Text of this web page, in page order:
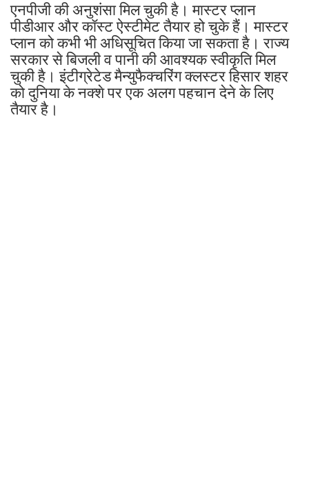
एनपीजी की अनुशंसा मिल चुकी है। मास्टर प्लान
पीडीआर और कॉस्ट ऐस्टीमेट तैयार हो चुके हैं। मास्टर
प्लान को कभी भी अधिसूचित किया जा सकता है। राज्य
सरकार से बिजली व पानी की आवश्यक स्वीकृति मिल
चुकी है। इंटीग्रेटेड मैन्युफैक्चरिंग क्लस्टर हिसार शहर
को दुनिया के नक्शे पर एक अलग पहचान देने के लिए
तैयार है।